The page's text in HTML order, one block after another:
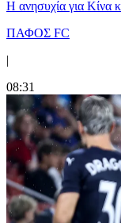
Η ανησυχία για Κίνα
ΠΑΦΟΣ FC
|
08:31